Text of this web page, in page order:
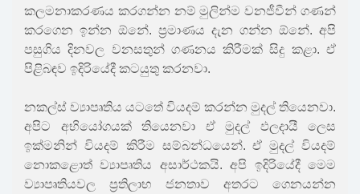
කලමනාකරණය කරගන්න නම් මුලින්ම වනජීවීන් ගණන්
කරගෙන ඉන්න ඕනේ. ප්‍රමාණය දැන ගන්න ඕනේ. අපි
පසුගිය දිනවල වනසතුන් ගණනය කිරීමක් සිදු කළා. ඒ
පිළිබඳව ඉදිරියේදී කටයුතු කරනවා.
නකල්ස් ව්‍යාපෘතිය යටතේ වියදම් කරන්න මුදල් තියෙනවා.
අපිට අභියෝගයක් තියෙනවා ඒ මුදල් ඵලදායී ලෙස
ඉක්මනින් වියදම් කිරීම සම්බන්ධයෙන්. ඒ මුදල් වියදම්
නොකළොත් ව්‍යාපෘතිය අසාර්ථකයි. අපි ඉදිරියේදී මෙම
ව්‍යාපෘතියවල ප්‍රතිලාභ ජනතාව අතරට ගෙනයන්න